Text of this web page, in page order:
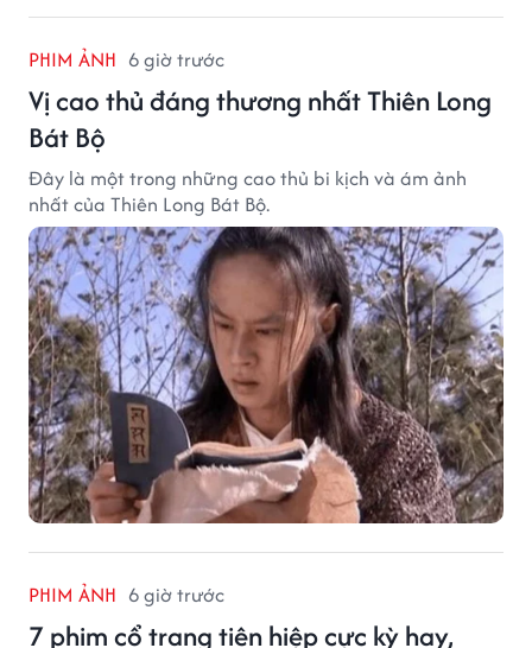
PHIM ẢNH 6 giờ trước
Vị cao thủ đáng thương nhất Thiên Long
Bát Bộ
Đây là một trong những cao thủ bi kịch và ám ảnh
nhất của Thiên Long Bát Bộ.
PHIM ẢNH 6 giờ trước
7 phim cổ trang tiên hiệp cực kỳ hay,